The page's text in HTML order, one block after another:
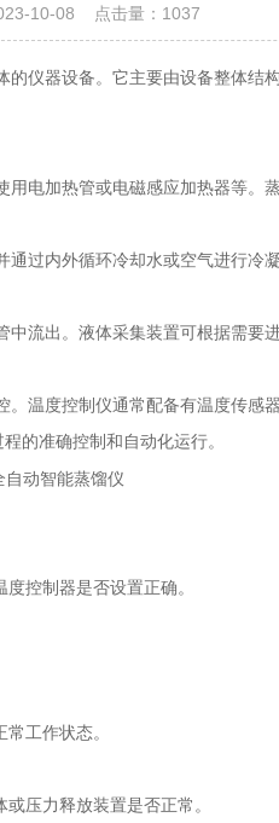
10-08 点击量： 1037
仪器设备。它主要由设备整体结
加热管或电磁感应加热器等。
内外循环冷却水或空气进行冷
出。液体采集装置可根据需要进
度控制仪通常配备有温度传感
的准确控制和自动化运行。
控制器是否设置正确。
工作状态。
压力释放装置是否正常。